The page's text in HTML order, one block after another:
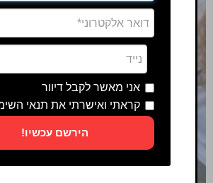
אני מאשר לקבל דיוור
קראתי ואישרתי את תנאי
הירשם עכשיו!